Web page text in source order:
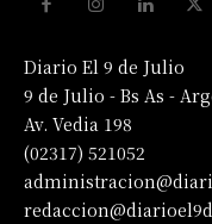
Diario El 9 de Julio
9 de Julio - Bs As -
Av. Vedia 198
(02317) 521052